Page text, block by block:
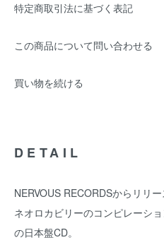
特定商取引法に基づく表記
この商品について問い合わせる
買い物を続ける
DETAIL
NERVOUS RECORDSからリリ
ネオロカビリーのコンピレーシ
の日本盤CD。